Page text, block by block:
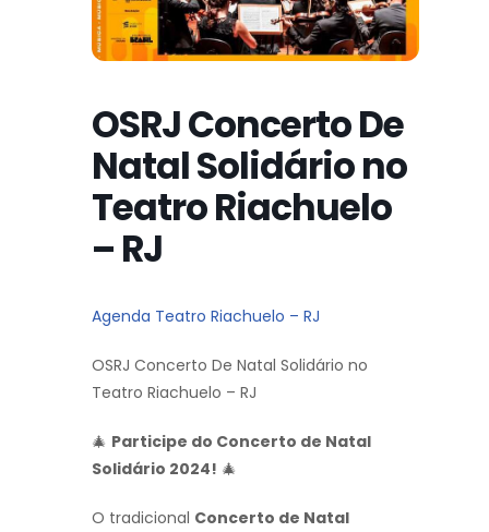
OSRJ Concerto De
Natal Solidário no
Teatro Riachuelo
– RJ
Agenda Teatro Riachuelo – RJ
OSRJ Concerto De Natal Solidário no
Teatro Riachuelo – RJ
🎄 Participe do Concerto de Natal
Solidário 2024! 🎄
O tradicional Concerto de Natal